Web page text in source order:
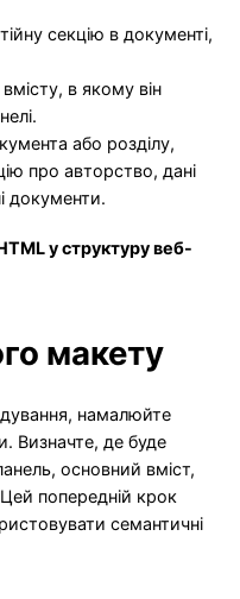
секцію в документі,
в якому він
або розділу,
про авторство, дані
документи.
у структуру веб-
макету
намалюйте
Визначте, де буде
основний вміст,
попередній крок
семантичні